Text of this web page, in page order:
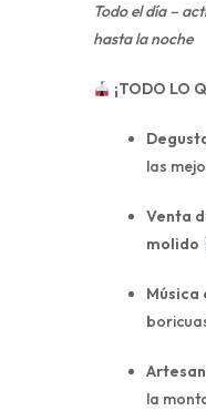
Todo el día –
hasta la noche
¡TODO LO
las
Venta
molido
Música
la